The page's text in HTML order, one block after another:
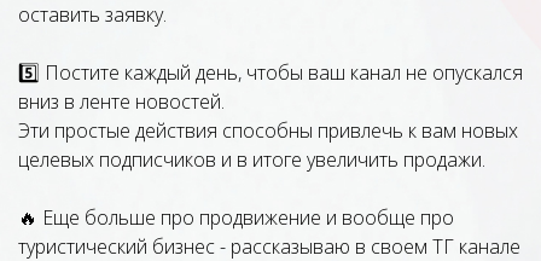
оставить заявку.
5️⃣ Постите каждый день, чтобы ваш канал не опускался
вниз в ленте новостей.
Эти простые действия способны привлечь к вам новых
целевых подписчиков и в итоге увеличить продажи.
🔥 Еще больше про продвижение и вообще про
туристический бизнес - рассказываю в своем ТГ канале